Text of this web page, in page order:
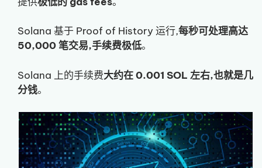
Solana 基于 Proof of History 运行,每秒可处理高达
50,000 笔交易,手续费极低。
Solana 上的手续费大约在 0.001 SOL 左右,也就是几
分钱。